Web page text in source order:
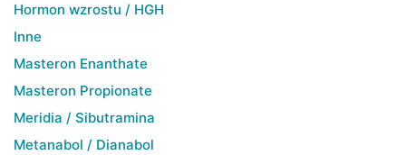
Hormon wzrostu / HGH
Inne
Masteron Enanthate
Masteron Propionate
Meridia / Sibutramina
Metanabol / Dianabol